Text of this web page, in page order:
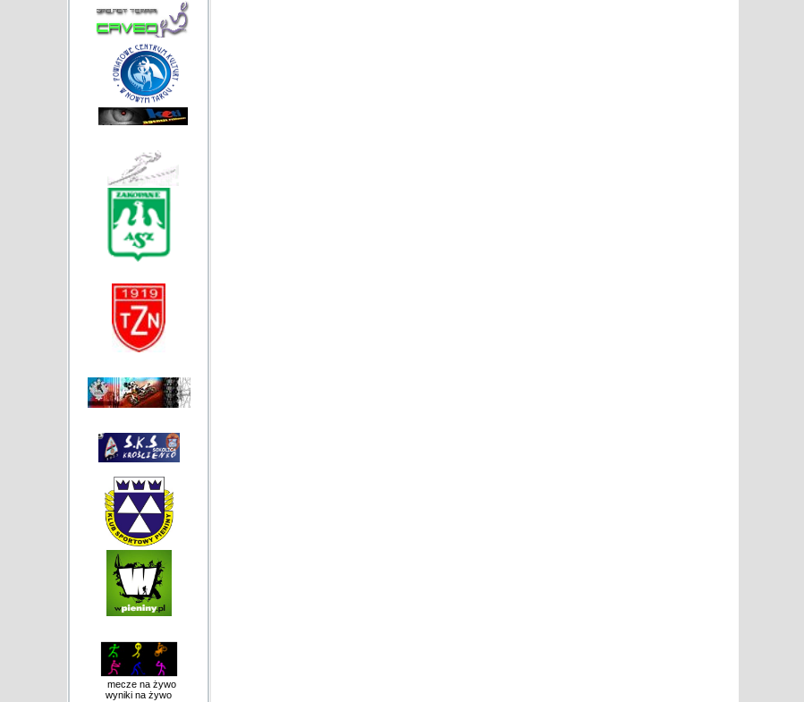
mecze na żywo
wyniki na żywo